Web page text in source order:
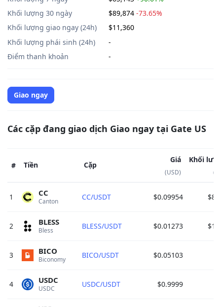
Khối lượng 30 ngày
$89,874 -73.65%
Khối lượng giao ngay (24h)
$11,360
Khối lượng phái sinh (24h)
-
Điểm thanh khoản
-
Giao ngay
Các cặp đang giao dịch Giao ngay tại Gate US
# Tiền Cặp
Giá
(USD)
Khối
1 Canton
CC CC/USDT $0.09954
2 Bless
BLESS BLESS/USDT $0.01273
3 Biconomy
BICO BICO/USDT $0.05103
4 USDC
USDC USDC/USDT $0.9999